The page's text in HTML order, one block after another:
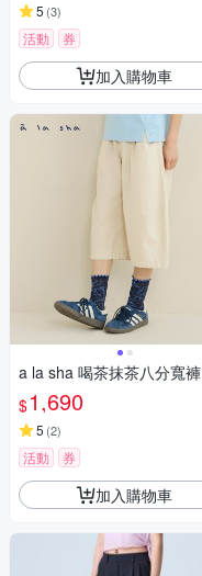
5 (3)
活動 券
加入購物車
a la sha 喝茶抹茶八分寬褲
$1,690
5 (2)
活動 券
加入購物車